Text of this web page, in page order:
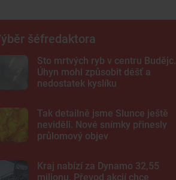
šéfredaktora
Sto mrtvých ryb v centru Budějc.
Úhyn mohl způsobit déšť a
nedostatek kyslíku
Tak detailně jsme Slunce ještě
neviděli. Nové snímky přinesly
průlomový objev
Kraj nabízí za Dynamo 32,55
milionu. Převod akcií chce